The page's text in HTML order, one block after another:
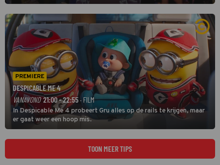
grootste namen zijn André Hazes, Jannes, René Froger en
natuurlijk Rutger van Barneveld met zijn hit Zwoele Zomernachten.
PREMIERE
DESPICABLE ME 4
VANAVOND 21:00 - 22:55 · FILM
In Despicable Me 4 probeert Gru alles op de rails te krijgen, maar
er gaat weer een hoop mis.
TOON MEER TIPS